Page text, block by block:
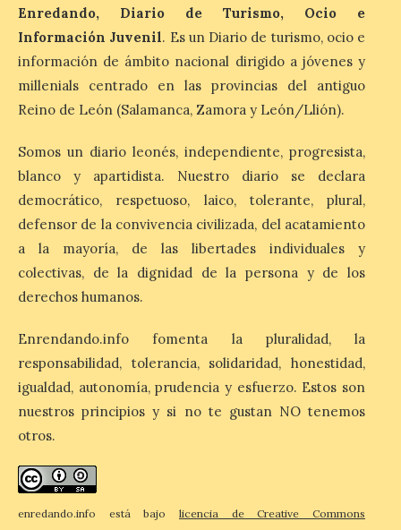
7 Ago 2026
León es la provincia más
económica (116€/noche),
pero también una de las
Zamora, Palencia y Álava son las
provincias con menos margen: apenas un
1% de los alojamientos siguen libres para
esas […]
El eclipse genera un boom
de reservas hoteleras y
precios desorbitados,
7 Ago 2026
Asturias lidera el impacto
auge de la demanda redefine la
estancias más breves en torno al evento.
Enredando, Diario de Turismo, Ocio e
Información Juvenil. Es un Diario de turismo, ocio e
información de ámbito nacional dirigido a jóvenes y
millenials centrado en las provincias del antiguo
Reino de León (Salamanca, Zamora y León/Llión).
Somos un diario leonés, independiente, progresista,
blanco y apartidista. Nuestro diario se declara
democrático, respetuoso, laico, tolerante, plural,
defensor de la convivencia civilizada, del acatamiento
a la mayoría, de las libertades individuales y
colectivas, de la dignidad de la persona y de los
derechos humanos.
Enrendando.info fomenta la pluralidad, la
responsabilidad, tolerancia, solidaridad, honestidad,
igualdad, autonomía, prudencia y esfuerzo. Estos son
nuestros principios y si no te gustan NO tenemos
otros.
enredando.info está bajo licencia de Creative Commons